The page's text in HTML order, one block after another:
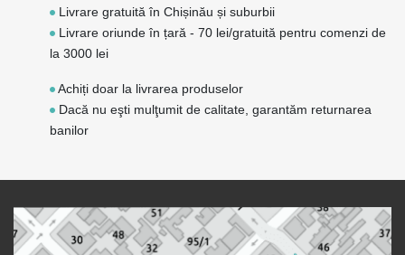
Livrare gratuită în Chișinău și suburbii
Livrare oriunde în țară - 70 lei/gratuită pentru comenzi de
la 3000 lei
Achiți doar la livrarea produselor
Dacă nu eşti mulţumit de calitate, garantăm returnarea
banilor